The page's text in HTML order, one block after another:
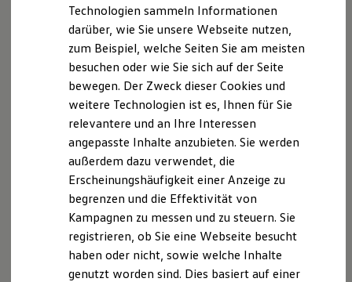
Nachhaltigkeit
Technologie
Kosten und Kauf
Verbrauchskosten
Kaufoptionen
E-Auto-Förderung
Software und Konnektivität
Die ID. Software 6
ID. Software Versionen und Updates
Digitale Extras
Schnittstellen zu Ihrem ID.
Marke und Erlebnis
Volkswagen R und R Experience
R-Modelle
R Experience
Driving Experience
Volkswagen entdecken
Werkbesichtigung
teilweise Sonderausstattungen der Fahrzeuge gegen
Mehrpreis.
Bitte beachten Sie auch unseren Konfigurator für eine
Übersicht der aktuell verfügbaren Modelle und Ausstattungen.
Die angegebenen Verbrauchs- und Emissionswerte beziehen
sich nicht auf ein einzelnes Fahrzeug und sind nicht Bestandteil
des Angebots, sondern dienen allein Vergleichszwecken
zwischen den verschiedenen Fahrzeugtypen.
Zusatzausstattungen und Zubehör(Anbauteile, Reifenformat
usw.) können relevante Fahrzeugparameter, wie z. B.
Rollwiderstand und Aerodynamik verändern und neben
Witterungs- und Verkehrsbedingungen sowie dem
individuellen Fahrverhalten den Kraftstoffverbrauch, den
Stromverbrauch, die CO₂-Emissionen und die
Fahrleistungswerte eines Fahrzeugs beeinflussen.
Technologien sammeln Informationen
darüber, wie Sie unsere Webseite nutzen,
zum Beispiel, welche Seiten Sie am meisten
besuchen oder wie Sie sich auf der Seite
bewegen. Der Zweck dieser Cookies und
weitere Technologien ist es, Ihnen für Sie
relevantere und an Ihre Interessen
angepasste Inhalte anzubieten. Sie werden
außerdem dazu verwendet, die
Erscheinungshäufigkeit einer Anzeige zu
begrenzen und die Effektivität von
Kampagnen zu messen und zu steuern. Sie
registrieren, ob Sie eine Webseite besucht
haben oder nicht, sowie welche Inhalte
genutzt worden sind. Dies basiert auf einer